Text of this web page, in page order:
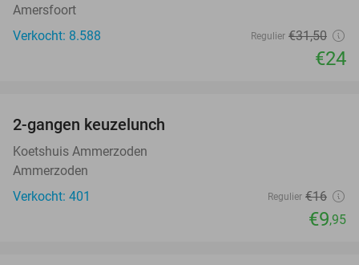
Amersfoort
Verkocht: 8.588
Regulier €31,50
€24
2-gangen keuzelunch
Koetshuis Ammerzoden
Ammerzoden
Verkocht: 401
Regulier €16
€9,95